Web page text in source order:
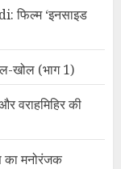
‘इनसाइड
खोल (भाग 1)
वराहमिहिर की
का मनोरंजक